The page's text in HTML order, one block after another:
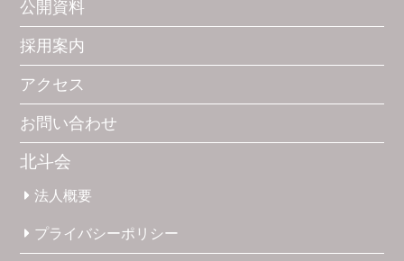
公開資料
採用案内
アクセス
お問い合わせ
北斗会
法人概要
プライバシーポリシー